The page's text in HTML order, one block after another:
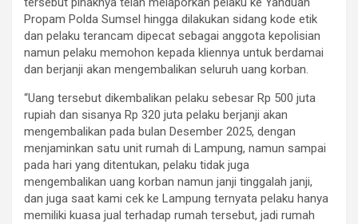
Propam Polda Sumsel hingga dilakukan sidang kode etik
dan pelaku terancam dipecat sebagai anggota kepolisian
namun pelaku memohon kepada kliennya untuk berdamai
dan berjanji akan mengembalikan seluruh uang korban.
“Uang tersebut dikembalikan pelaku sebesar Rp 500 juta
rupiah dan sisanya Rp 320 juta pelaku berjanji akan
mengembalikan pada bulan Desember 2025, dengan
menjaminkan satu unit rumah di Lampung, namun sampai
pada hari yang ditentukan, pelaku tidak juga
mengembalikan uang korban namun janji tinggalah janji,
dan juga saat kami cek ke Lampung ternyata pelaku hanya
memiliki kuasa jual terhadap rumah tersebut, jadi rumah